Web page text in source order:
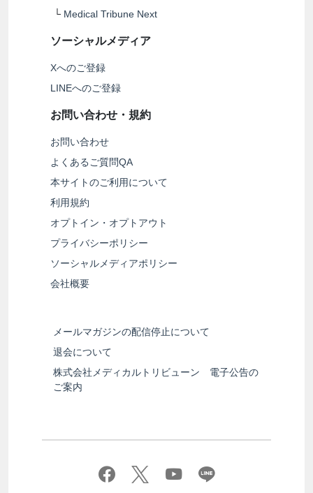
└ Medical Tribune Next
ソーシャルメディア
Xへのご登録
LINEへのご登録
お問い合わせ・規約
お問い合わせ
よくあるご質問QA
本サイトのご利用について
利用規約
オプトイン・オプトアウト
プライバシーポリシー
ソーシャルメディアポリシー
会社概要
メールマガジンの配信停止について
退会について
株式会社メディカルトリビューン 電子公告の
ご案内